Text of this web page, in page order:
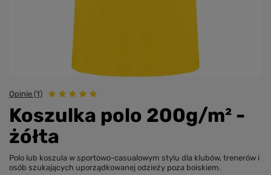
Opinie (1)
Koszulka polo 200g/m² -
żółta
Polo lub koszula w sportowo-casualowym stylu dla klubów, trenerów i
osób szukających uporządkowanej odzieży poza boiskiem.